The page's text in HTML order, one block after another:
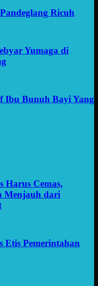
Ricuh
Yumaga di
Ibu Bunuh Bayi Yang
Harus Cemas,
Menjauh dari
Etis Pemerintahan